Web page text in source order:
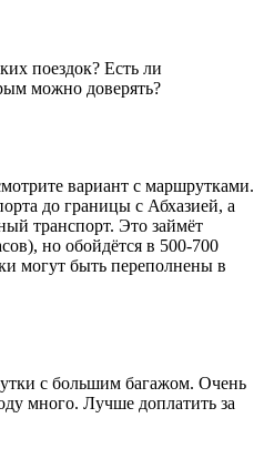
поездок? Есть ли
можно доверять?
вариант с маршрутками.
до границы с Абхазией, а
транспорт. Это займёт
но обойдётся в 500-700
могут быть переполнены в
с большим багажом. Очень
много. Лучше доплатить за